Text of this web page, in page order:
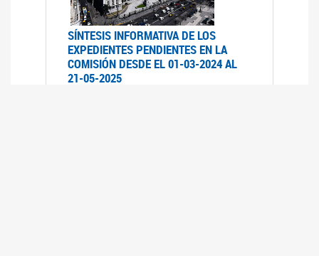
SÍNTESIS INFORMATIVA DE LOS
EXPEDIENTES PENDIENTES EN LA
COMISIÓN DESDE EL 01-03-2024 AL
21-05-2025